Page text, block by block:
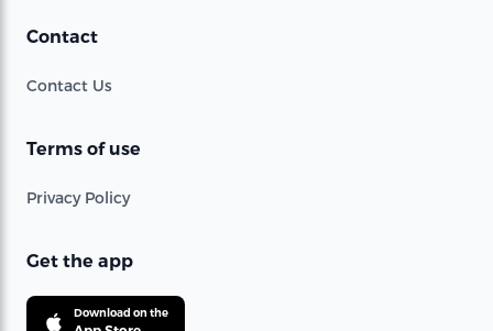
Contact
Contact Us
Terms of use
Privacy Policy
Get the app
Download on the